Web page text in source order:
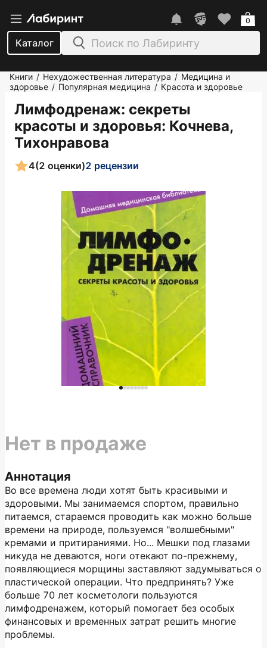
Каталог
0
Книги / Нехудожественная литература / Медицина и
здоровье / Популярная медицина / Красота и здоровье
Лимфодренаж: секреты
красоты и здоровья: Кочнева,
Тихонравова
4(2 оценки)2 рецензии
Аннотация
Во все времена люди хотят быть красивыми и
здоровыми. Мы занимаемся спортом, правильно
питаемся, стараемся проводить как можно больше
времени на природе, пользуемся "волшебными"
кремами и притираниями. Но... Мешки под глазами
никуда не деваются, ноги отекают по-прежнему,
появляющиеся морщины заставляют задумываться о
пластической операции. Что предпринять? Уже
больше 70 лет косметологи пользуются
лимфодренажем, который помогает без особых
финансовых и временных затрат решить многие
проблемы.
Нет в продаже